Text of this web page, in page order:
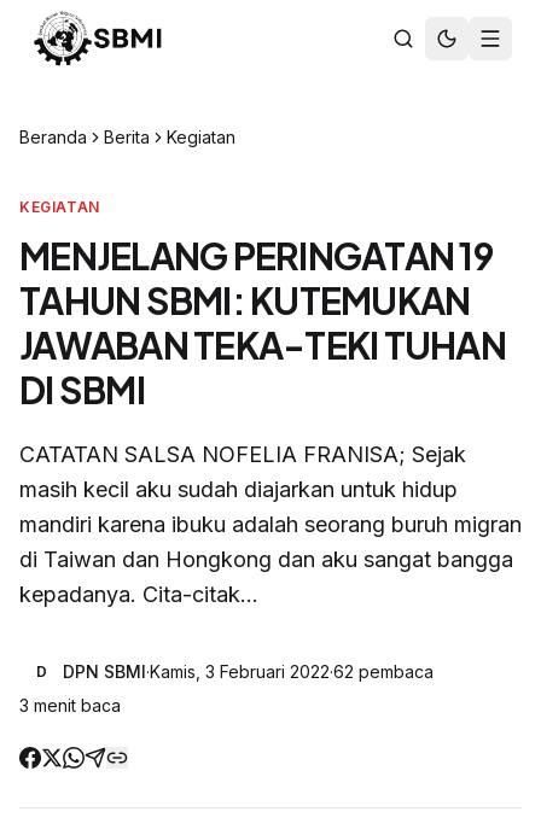
Beranda Berita Kegiatan
KEGIATAN
MENJELANG PERINGATAN 19
TAHUN SBMI: KUTEMUKAN
JAWABAN TEKA-TEKI TUHAN
DI SBMI
CATATAN SALSA NOFELIA FRANISA; Sejak
masih kecil aku sudah diajarkan untuk hidup
mandiri karena ibuku adalah seorang buruh migran
di Taiwan dan Hongkong dan aku sangat bangga
kepadanya. Cita-citak...
D DPN SBMI·Kamis, 3 Februari 2022·62 pembaca
3 menit baca